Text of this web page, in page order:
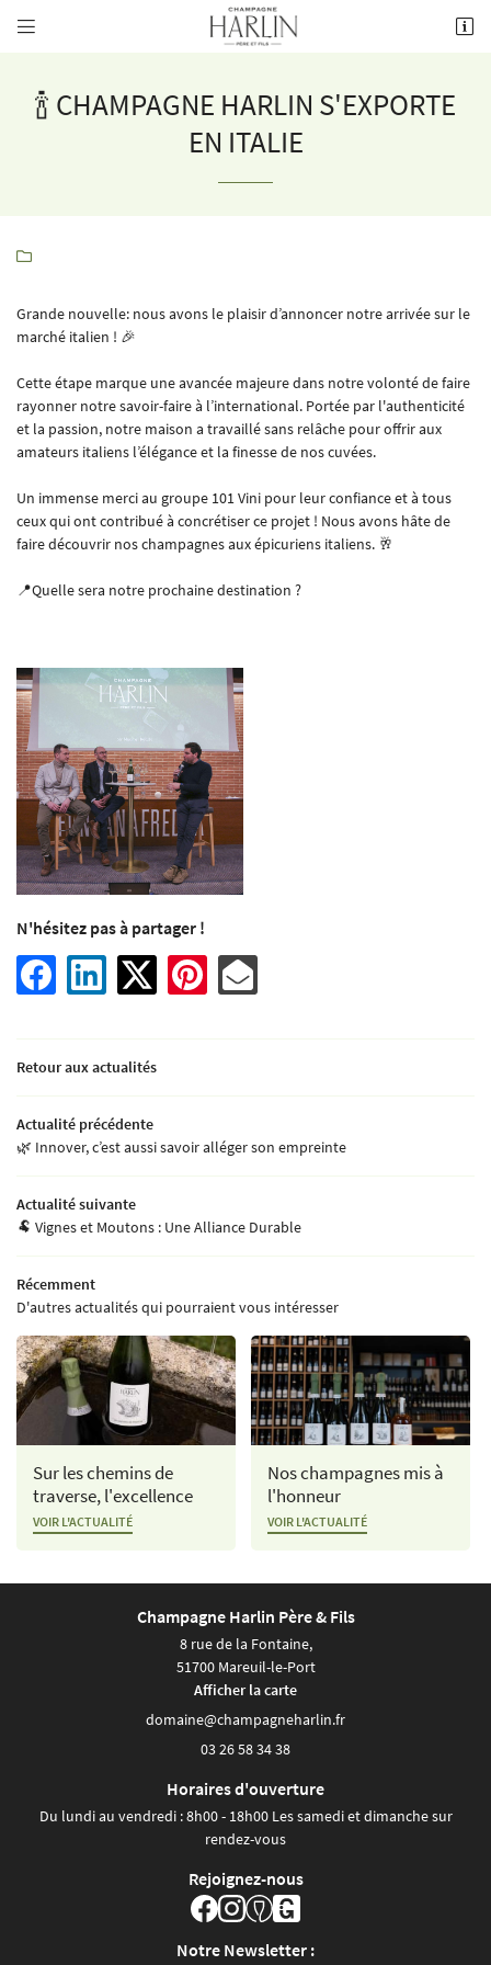

Langues
ACCUEIL
CULTURALES
CHAMPAGNES
OF THE CHAMPIONS
ET DÉGUSTATION
NOS CHAMPAGNES ?
ET DISTRIBUTEURS
CONTACT

03 26 58 34 38
 Adresse email de réception
Recopier le code ci-contre
Rafraîchir le captcha
En cochant cette case, vous consentez à recevoir nos propositions commerciales à l'adresse
INSCRIPTION
🍾 CHAMPAGNE HARLIN S'EXPORTE
EN ITALIE

Grande nouvelle: nous avons le plaisir d’annoncer notre arrivée sur le
marché italien ! 🎉
Cette étape marque une avancée majeure dans notre volonté de faire
rayonner notre savoir-faire à l’international. Portée par l'authenticité
et la passion, notre maison a travaillé sans relâche pour offrir aux
amateurs italiens l’élégance et la finesse de nos cuvées.
Un immense merci au groupe 101 Vini pour leur confiance et à tous
ceux qui ont contribué à concrétiser ce projet ! Nous avons hâte de
faire découvrir nos champagnes aux épicuriens italiens. 🥂
📍Quelle sera notre prochaine destination ?
N'hésitez pas à partager !
Retour aux actualités
Actualité précédente
🌿 Innover, c’est aussi savoir alléger son empreinte
Actualité suivante
🐏 Vignes et Moutons : Une Alliance Durable
Récemment
D'autres actualités qui pourraient vous intéresser
Sur les chemins de
traverse, l'excellence
VOIR L'ACTUALITÉ
Nos champagnes mis à
l'honneur
VOIR L'ACTUALITÉ
Champagne Harlin Père & Fils
8 rue de la Fontaine,
51700 Mareuil-le-Port
Afficher la carte
03 26 58 34 38
Horaires d'ouverture
Du lundi au vendredi : 8h00 - 18h00 Les samedi et dimanche sur
rendez-vous
Rejoignez-nous
Notre Newsletter :